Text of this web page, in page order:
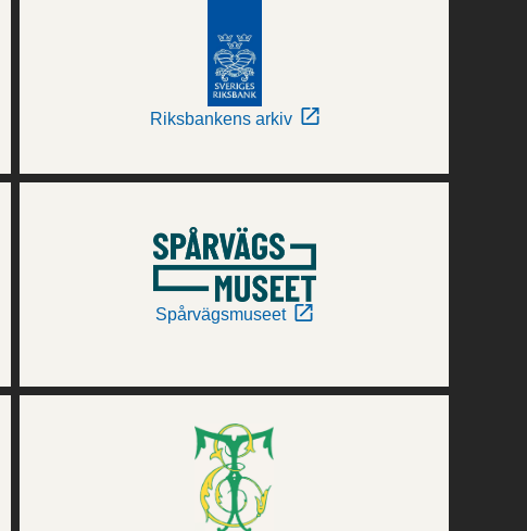
Riksbankens arkiv
Spårvägsmuseet